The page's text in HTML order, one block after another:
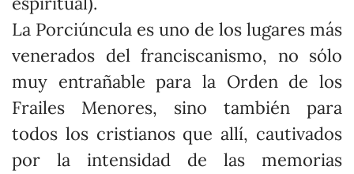
La Porciúncula es uno de los lugares más
venerados del franciscanismo, no sólo
muy entrañable para la Orden de los
Frailes Menores, sino también para
todos los cristianos que allí, cautivados
por la intensidad de las memorias